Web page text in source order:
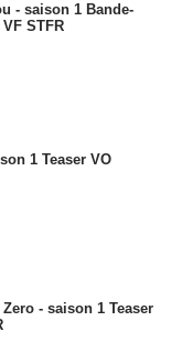
- saison 1 Bande-
STFR
1 Teaser VO
- saison 1 Teaser